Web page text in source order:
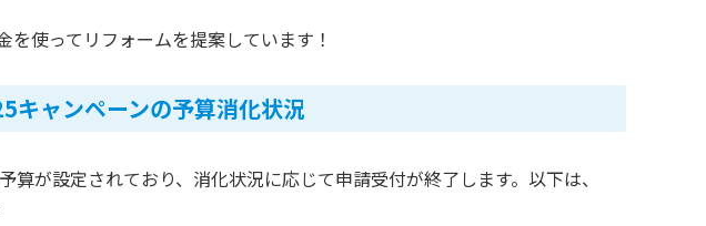
使ってリフォームを提案しています！
ャンペーンの予算消化状況
が設定されており、消化状況に応じて申請受付が終了します。以下は、